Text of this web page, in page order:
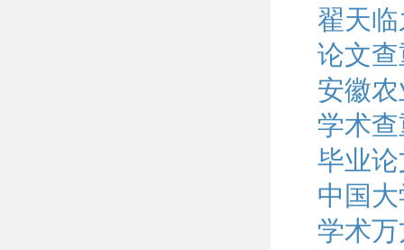
翟天
论文
安徽
学术
毕业
中国
学术